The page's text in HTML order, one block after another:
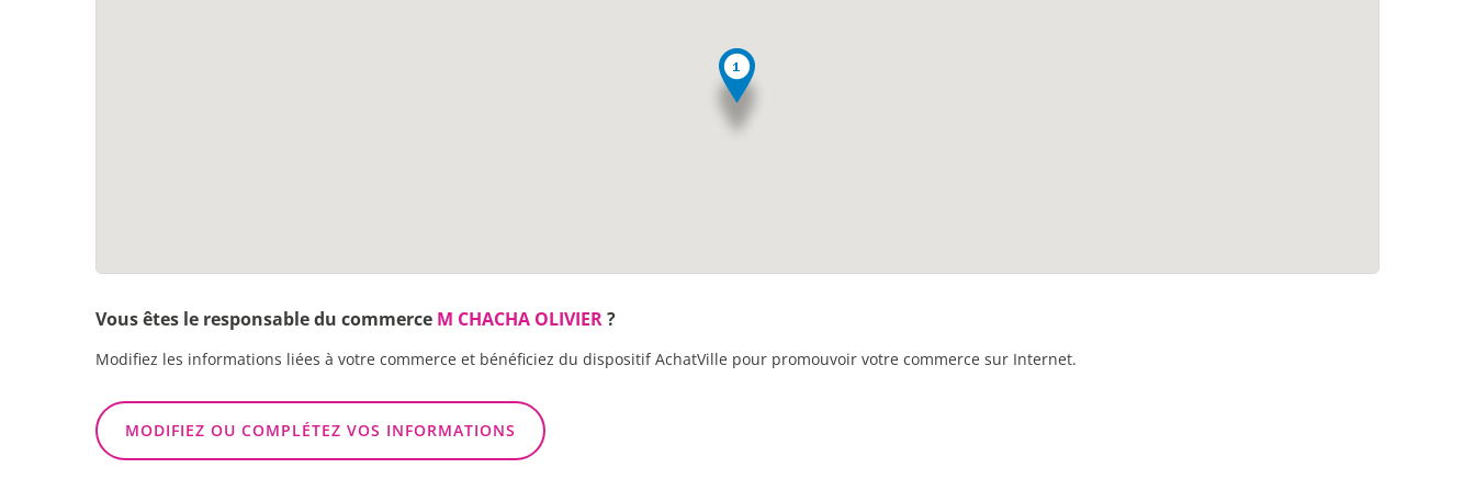
Vous êtes le responsable du commerce M CHACHA OLIVIER?
Modifiez les informations liées à votre commerce et bénéficiez du dispositif AchatVille pour promouvoir votre commerce sur Internet.
MODIFIEZ OU COMPLÉTEZ VOS INFORMATIONS